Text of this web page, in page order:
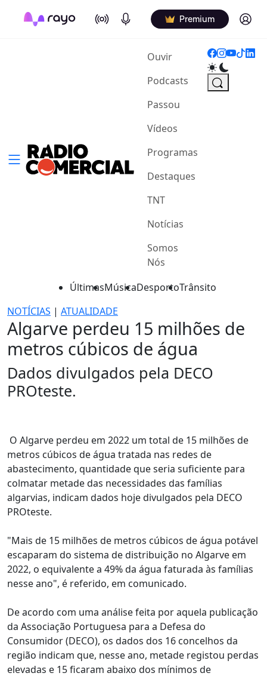
On Air Podcasts Premium Log in
Ouvir(current)
Podcasts
Passou
Vídeos
Programas
Destaques
TNT
Notícias
Somos
Nós
ÚltimasMúsicaDesportoTrânsito
NOTÍCIAS | ATUALIDADE
Algarve perdeu 15 milhões de
metros cúbicos de água
Dados divulgados pela DECO
PROteste.
O Algarve perdeu em 2022 um total de 15 milhões de
metros cúbicos de água tratada nas redes de
abastecimento, quantidade que seria suficiente para
colmatar metade das necessidades das famílias
algarvias, indicam dados hoje divulgados pela DECO
PROteste.
"Mais de 15 milhões de metros cúbicos de água potável
escaparam do sistema de distribuição no Algarve em
2022, o equivalente a 49% da água faturada às famílias
nesse ano", é referido, em comunicado.
De acordo com uma análise feita por aquela publicação
da Associação Portuguesa para a Defesa do
Consumidor (DECO), os dados dos 16 concelhos da
região indicam que, nesse ano, metade registou perdas
elevadas e 15 ficaram abaixo dos mínimos de